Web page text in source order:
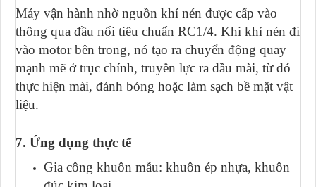
Máy vận hành nhờ nguồn khí nén được cấp vào
thông qua đầu nối tiêu chuẩn RC1/4. Khi khí nén đi
vào motor bên trong, nó tạo ra chuyển động quay
mạnh mẽ ở trục chính, truyền lực ra đầu mài, từ đó
thực hiện mài, đánh bóng hoặc làm sạch bề mặt vật
liệu.
7. Ứng dụng thực tế
Gia công khuôn mẫu: khuôn ép nhựa, khuôn